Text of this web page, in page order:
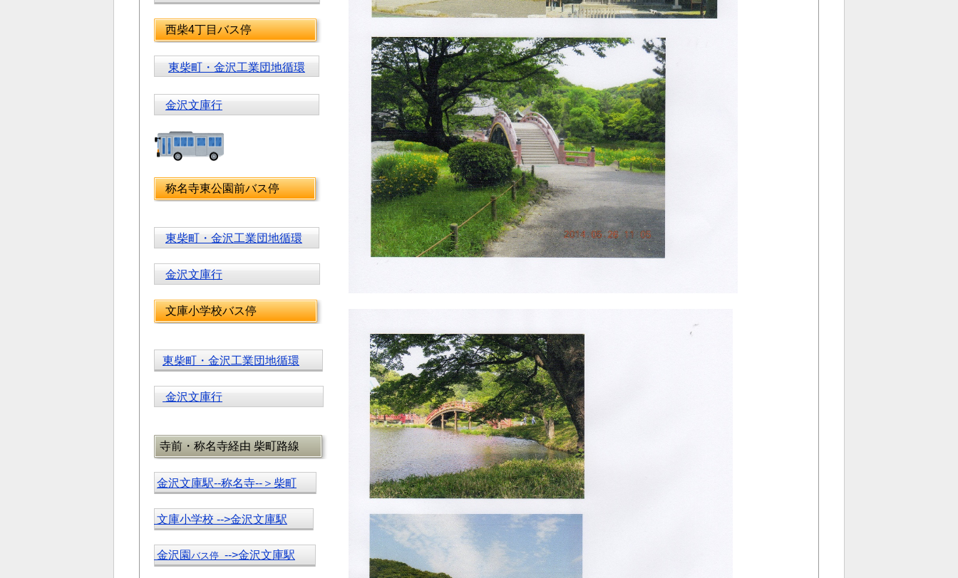
西柴4丁目バス停
東柴町・金沢工業団地循環
金沢文庫行
称名寺東公園前バス停
東柴町・金沢工業団地循環
金沢文庫行
文庫小学校バス停
東柴町・金沢工業団地循環
金沢文庫行
寺前・称名寺経由 柴町路線
金沢文庫駅--称名寺--＞柴町
文庫小学校 -->金沢文庫駅
金沢園 バス停 -->金沢文庫駅